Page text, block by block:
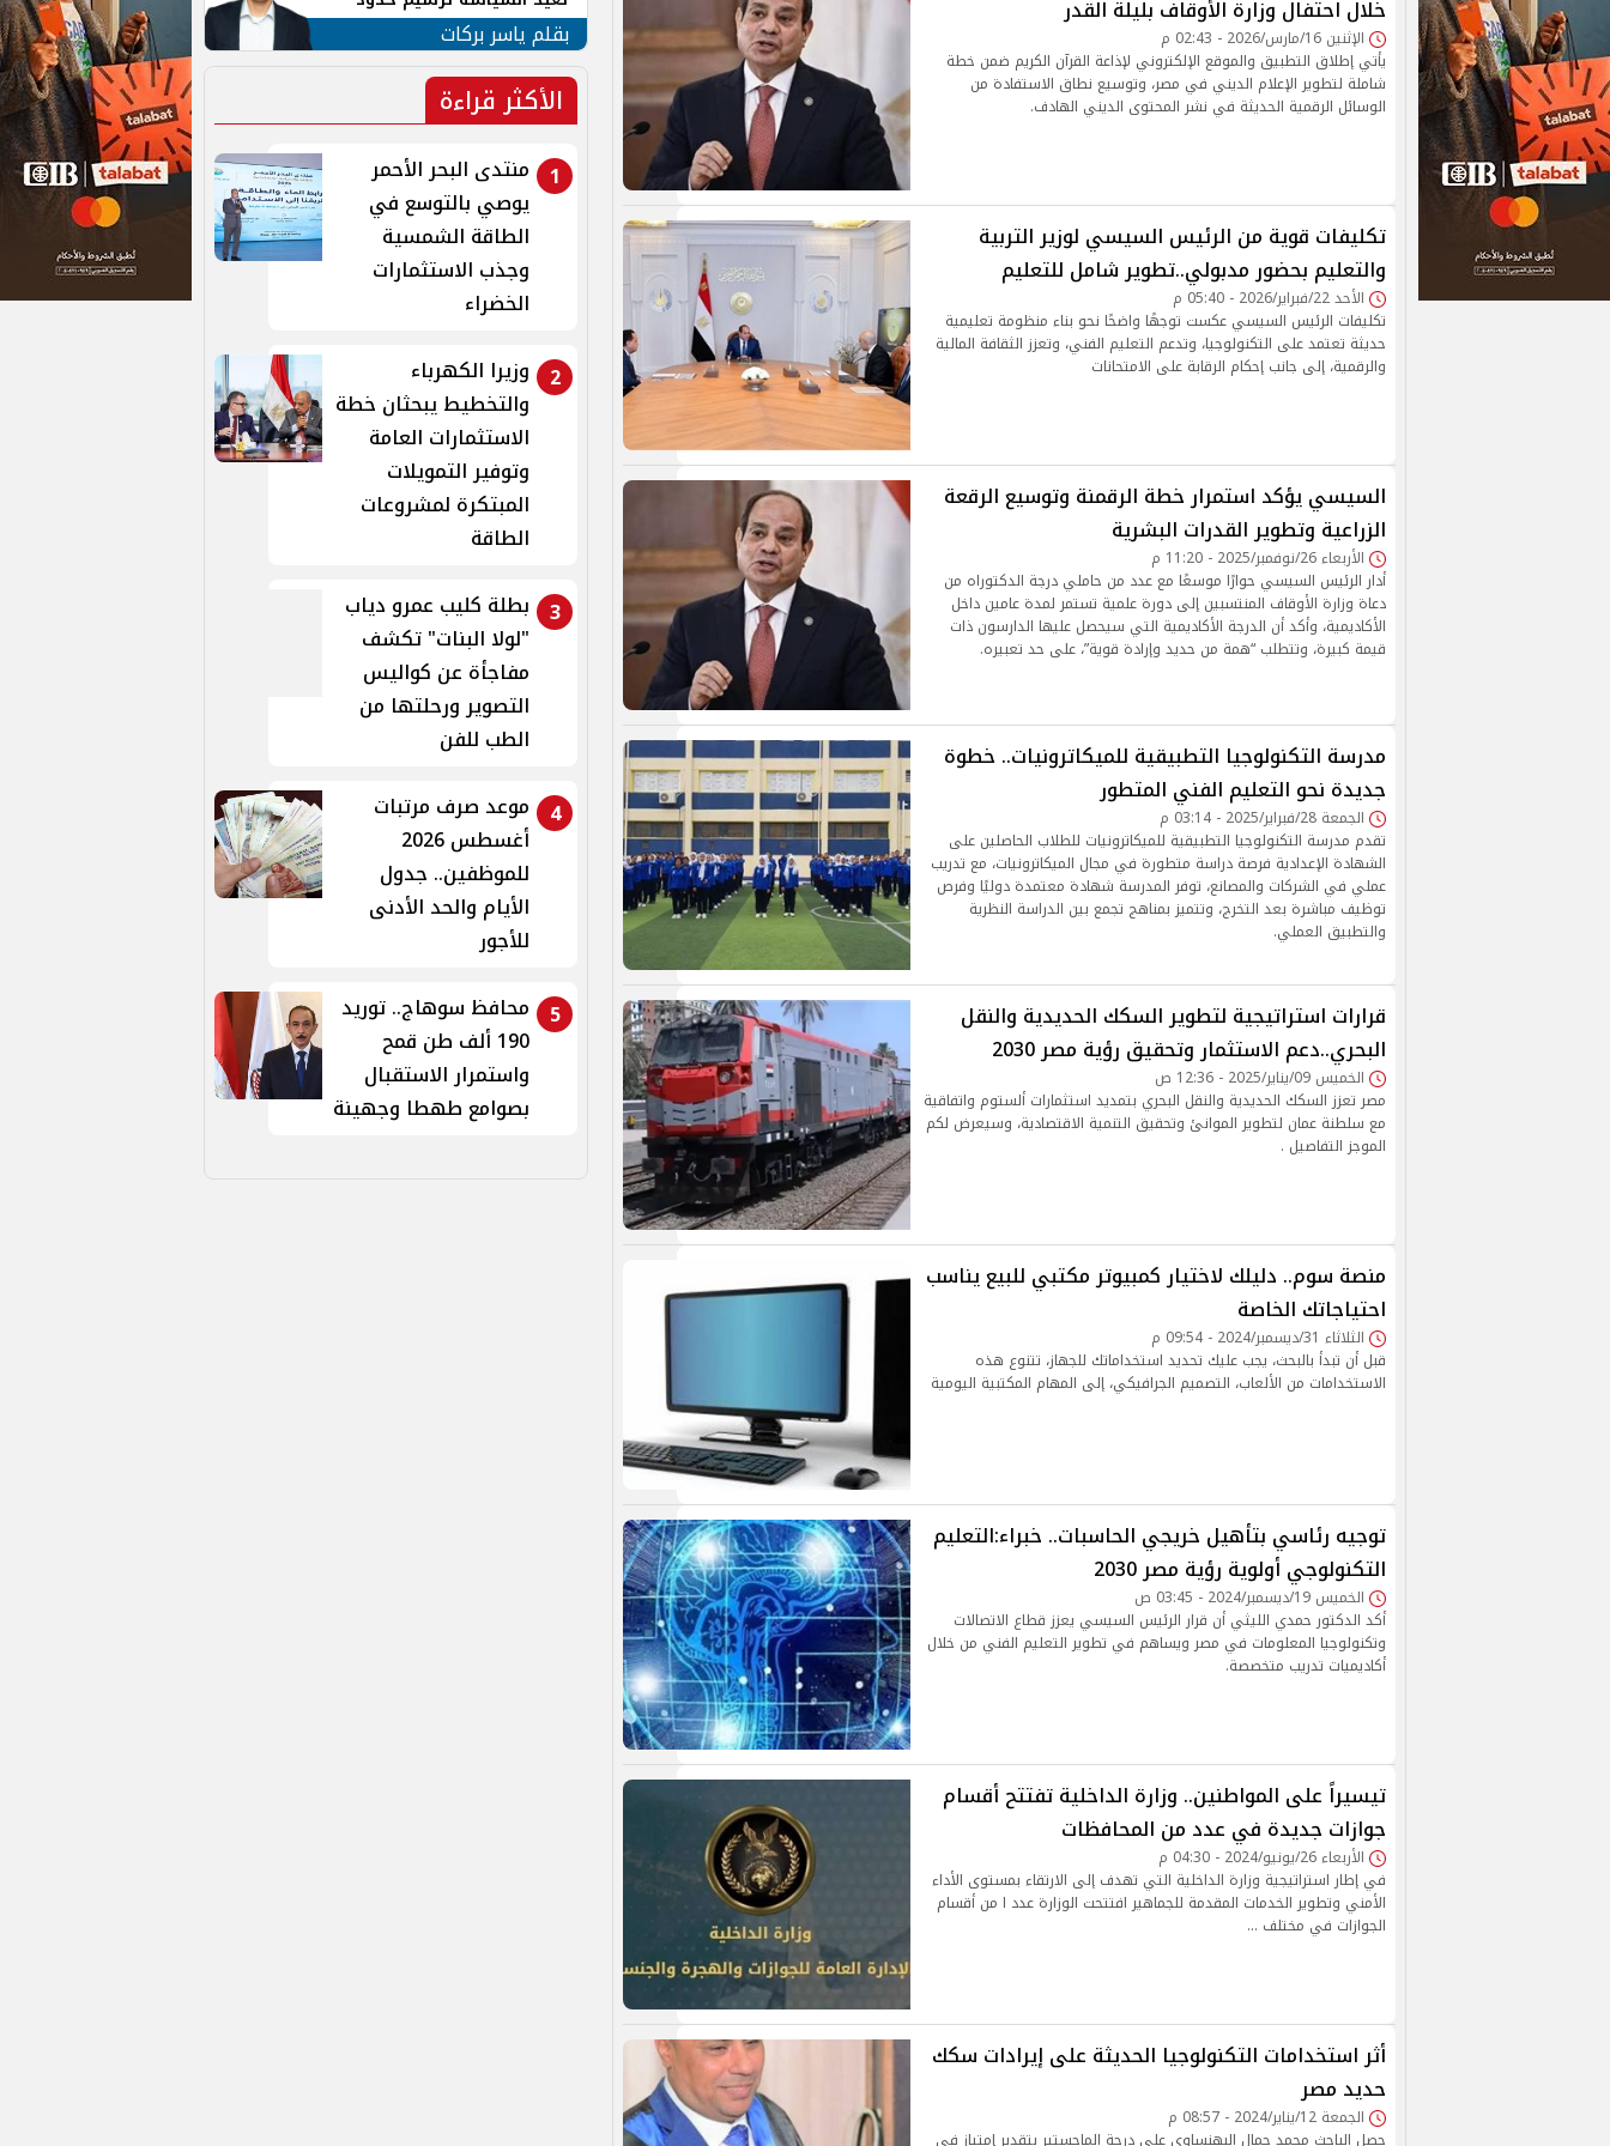
خلال احتفال وزارة الأوقاف بليلة القدر
الإثنين 16/مارس/2026 - 02:43 م
يأتي إطلاق التطبيق والموقع الإلكتروني لإذاعة القرآن الكريم ضمن خطة
شاملة لتطوير الإعلام الديني في مصر، وتوسيع نطاق الاستفادة من
الوسائل الرقمية الحديثة في نشر المحتوى الديني الهادف.
تكليفات قوية من الرئيس السيسي لوزير التربية
والتعليم بحضور مدبولي..تطوير شامل للتعليم
الأحد 22/فبراير/2026 - 05:40 م
تكليفات الرئيس السيسي عكست توجهًا واضحًا نحو بناء منظومة تعليمية
حديثة تعتمد على التكنولوجيا، وتدعم التعليم الفني، وتعزز الثقافة المالية
والرقمية، إلى جانب إحكام الرقابة على الامتحانات
السيسي يؤكد استمرار خطة الرقمنة وتوسيع الرقعة
الزراعية وتطوير القدرات البشرية
الأربعاء 26/نوفمبر/2025 - 11:20 م
أدار الرئيس السيسي حوارًا موسعًا مع عدد من حاملي درجة الدكتوراه من
دعاة وزارة الأوقاف المنتسبين إلى دورة علمية تستمر لمدة عامين داخل
الأكاديمية، وأكد أن الدرجة الأكاديمية التي سيحصل عليها الدارسون ذات
قيمة كبيرة، وتتطلب “همة من حديد وإرادة قوية”، على حد تعبيره.
مدرسة التكنولوجيا التطبيقية للميكاترونيات.. خطوة
جديدة نحو التعليم الفني المتطور
الجمعة 28/فبراير/2025 - 03:14 م
تقدم مدرسة التكنولوجيا التطبيقية للميكاترونيات للطلاب الحاصلين على
الشهادة الإعدادية فرصة دراسة متطورة في مجال الميكاترونيات، مع تدريب
عملي في الشركات والمصانع، توفر المدرسة شهادة معتمدة دوليًا وفرص
توظيف مباشرة بعد التخرج، وتتميز بمناهج تجمع بين الدراسة النظرية
والتطبيق العملي.
قرارات استراتيجية لتطوير السكك الحديدية والنقل
البحري..دعم الاستثمار وتحقيق رؤية مصر 2030
الخميس 09/يناير/2025 - 12:36 ص
مصر تعزز السكك الحديدية والنقل البحري بتمديد استثمارات ألستوم واتفاقية
مع سلطنة عمان لتطوير الموانئ وتحقيق التنمية الاقتصادية، وسيعرض لكم
الموجز التفاصيل .
منصة سوم.. دليلك لاختيار كمبيوتر مكتبي للبيع يناسب
احتياجاتك الخاصة
الثلاثاء 31/ديسمبر/2024 - 09:54 م
قبل أن تبدأ بالبحث، يجب عليك تحديد استخداماتك للجهاز، تتنوع هذه
الاستخدامات من الألعاب، التصميم الجرافيكي، إلى المهام المكتبية اليومية
توجيه رئاسي بتأهيل خريجي الحاسبات.. خبراء:التعليم
التكنولوجي أولوية رؤية مصر 2030
الخميس 19/ديسمبر/2024 - 03:45 ص
أكد الدكتور حمدي الليثي أن قرار الرئيس السيسي يعزز قطاع الاتصالات
وتكنولوجيا المعلومات في مصر ويساهم في تطوير التعليم الفني من خلال
أكاديميات تدريب متخصصة.
تيسيراً على المواطنين.. وزارة الداخلية تفتتح أقسام
جوازات جديدة في عدد من المحافظات
الأربعاء 26/يونيو/2024 - 04:30 م
في إطار استراتيجية وزارة الداخلية التي تهدف إلى الارتقاء بمستوى الأداء
الأمني وتطوير الخدمات المقدمة للجماهير افتتحت الوزارة عدد ا من أقسام
الجوازات في مختلف …
أثر استخدامات التكنولوجيا الحديثة على إيرادات سكك
حديد مصر
الجمعة 12/يناير/2024 - 08:57 م
حصل الباحث محمد جمال البهنساوي على درجة الماجستير بتقدير إمتياز في
الأمن القومي العربي
بقلم ياسر بركات
الأكثر قراءة
1
منتدى البحر الأحمر
يوصي بالتوسع في
الطاقة الشمسية
وجذب الاستثمارات
الخضراء
2
وزيرا الكهرباء
والتخطيط يبحثان خطة
الاستثمارات العامة
وتوفير التمويلات
المبتكرة لمشروعات
الطاقة
3 بطلة كليب عمرو دياب
"لولا البنات" تكشف
مفاجأة عن كواليس
التصوير ورحلتها من
الطب للفن
4
موعد صرف مرتبات
أغسطس 2026
للموظفين.. جدول
الأيام والحد الأدنى
للأجور
5
محافظ سوهاج.. توريد
190 ألف طن قمح
واستمرار الاستقبال
بصوامع طهطا وجهينة